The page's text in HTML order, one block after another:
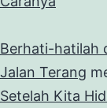
Berhati-hatilah
Jalan Terang
Setelah Kita